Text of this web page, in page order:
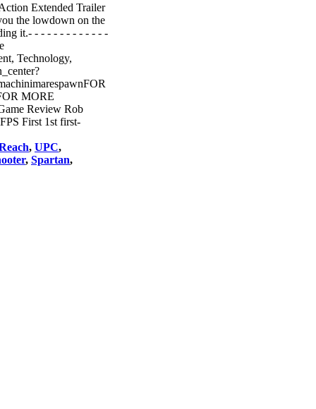
Extended Trailer
the lowdown on the
it.- - - - - - - - - - - - -
Technology,
MORE
Review Rob
First 1st first-
, UPC,
, Spartan,